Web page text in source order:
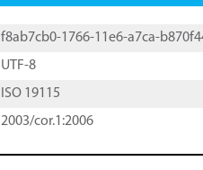
f8ab7cb0-1766-11e6-a7ca-
UTF-8
ISO 19115
2003/cor.1:2006